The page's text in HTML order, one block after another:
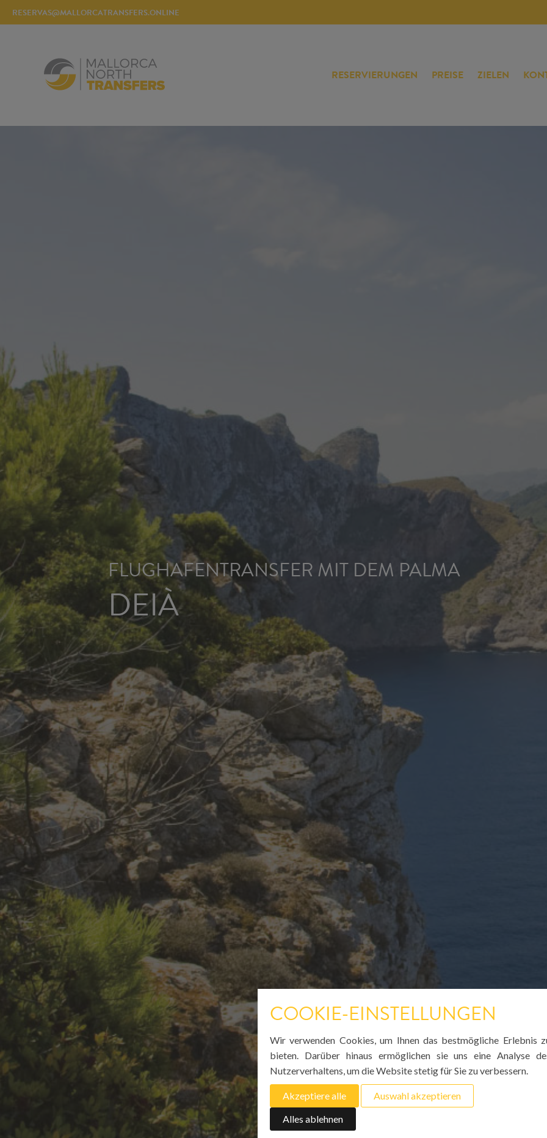
RESERVAS@MALLORCATRANSFERS.ONLINE
RESERVIERUNGEN PREISE ZIELEN
FLUGHAFENTRANSFER MIT DEM PALMA
DEIÀ
COOKIE-EINSTELLUNGEN
Wir verwenden Cookies, um Ihnen das bestmögliche Erlebnis
bieten. Darüber hinaus ermöglichen sie uns eine Analyse
Nutzerverhaltens, um die Website stetig für Sie zu verbessern.
Akzeptiere alle
Auswahl akzeptieren
Alles ablehnen